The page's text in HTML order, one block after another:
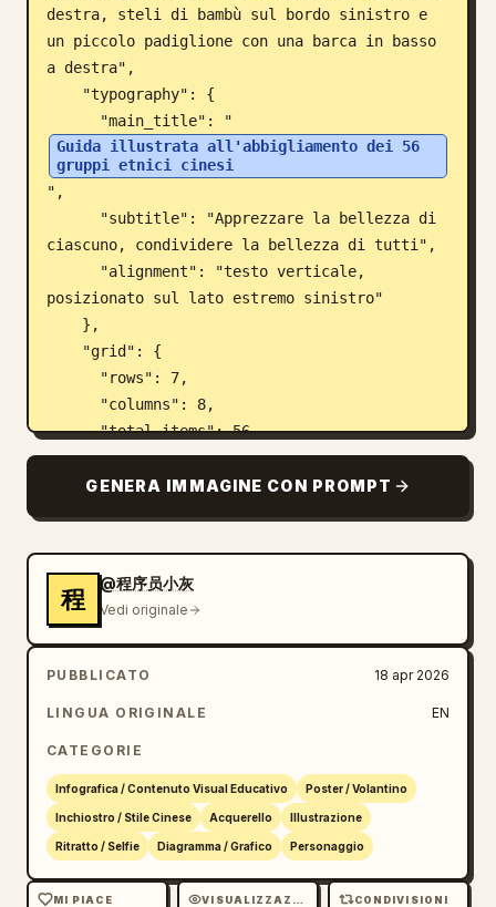
destra, steli di bambù sul bordo sinistro e
un piccolo padiglione con una barca in basso
a destra",
      "main_title": "
Guida illustrata all'abbigliamento dei 56
gruppi etnici cinesi
",
ciascuno, condividere la bellezza di tutti",
posizionato sul lato estremo sinistro"
      "total_items": 56,
      "item_description": "
ritratti a mezzo busto di giovani donne che
distinti e copricapi elaborati
      "labels": [
        "Han", "Mongoli", "Hui", "Tibetani",
"Uiguri", "Miao", "Yi", "Zhuang",
        "Bouyei", "Coreani", "Mancesi",
"Dong", "Yao", "Bai", "Tujia", "Hani",
        "Kazaki", "Dai", "Li", "Lisu", "Wa",
        "Shui", "Dongxiang", "Naxi",
"Jingpo", "Kirghisi", "Tu", "Daur", "Mulao",
        "Qiang", "Blang", "Salar", "Maonan",
"Gelao", "Xibe", "Achang", "Pumi",
        "Tagiki", "Nu", "Uzbeki", "Russi",
"Evenki", "De'ang", "Bonan", "Yugur",
GENERA IMMAGINE CON PROMPT
程
@程序员小灰
Vedi originale
PUBBLICATO 18 apr 2026
LINGUA ORIGINALE EN
CATEGORIE
Infografica / Contenuto Visual Educativo Poster / Volantino
Inchiostro / Stile Cinese Acquerello Illustrazione
Ritratto / Selfie Diagramma / Grafico Personaggio
MI PIACE VISUALIZZAZIONI CONDIVISIONI